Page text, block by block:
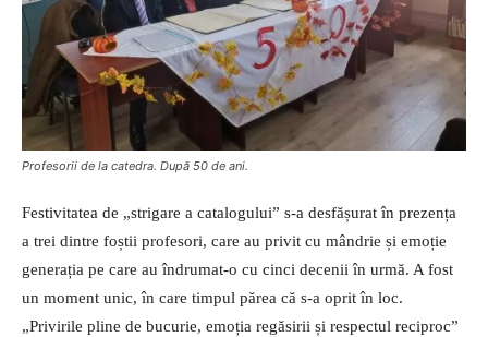
Profesorii de la catedra. După 50 de ani.
Festivitatea de „strigare a catalogului” s-a desfășurat în prezența
a trei dintre foștii profesori, care au privit cu mândrie și emoție
generația pe care au îndrumat-o cu cinci decenii în urmă. A fost
un moment unic, în care timpul părea că s-a oprit în loc.
„Privirile pline de bucurie, emoția regăsirii și respectul reciproc”